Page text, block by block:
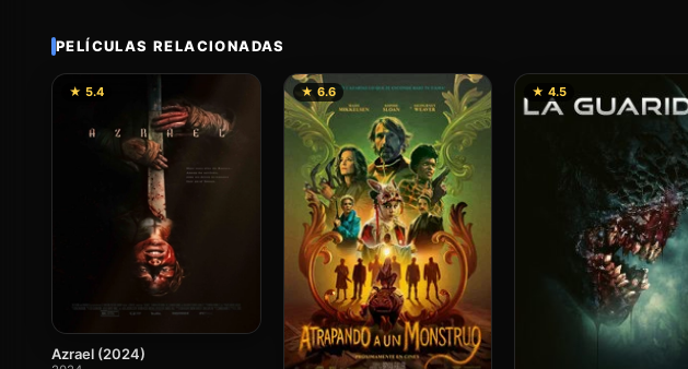
PELÍCULAS RELACIONADAS
★ 5.4
Azrael (2024)
★ 6.6 ★ 4.5